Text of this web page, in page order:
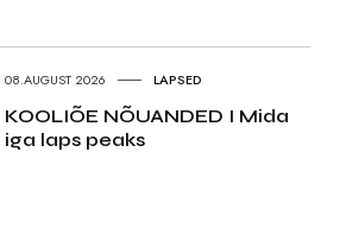
08.AUGUST 2026 LAPSED
KOOLIÕE NÕUANDED I Mida
iga laps peaks